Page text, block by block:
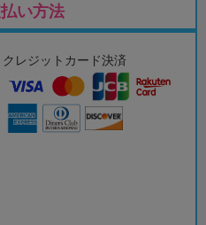
い方法
クレジットカード決済